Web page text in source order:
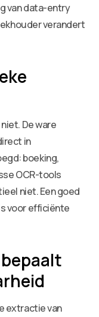
van data-entry
verandert
De ware
in
boeking,
OCR-tools
niet. Een goed
voor efficiënte
extractie van